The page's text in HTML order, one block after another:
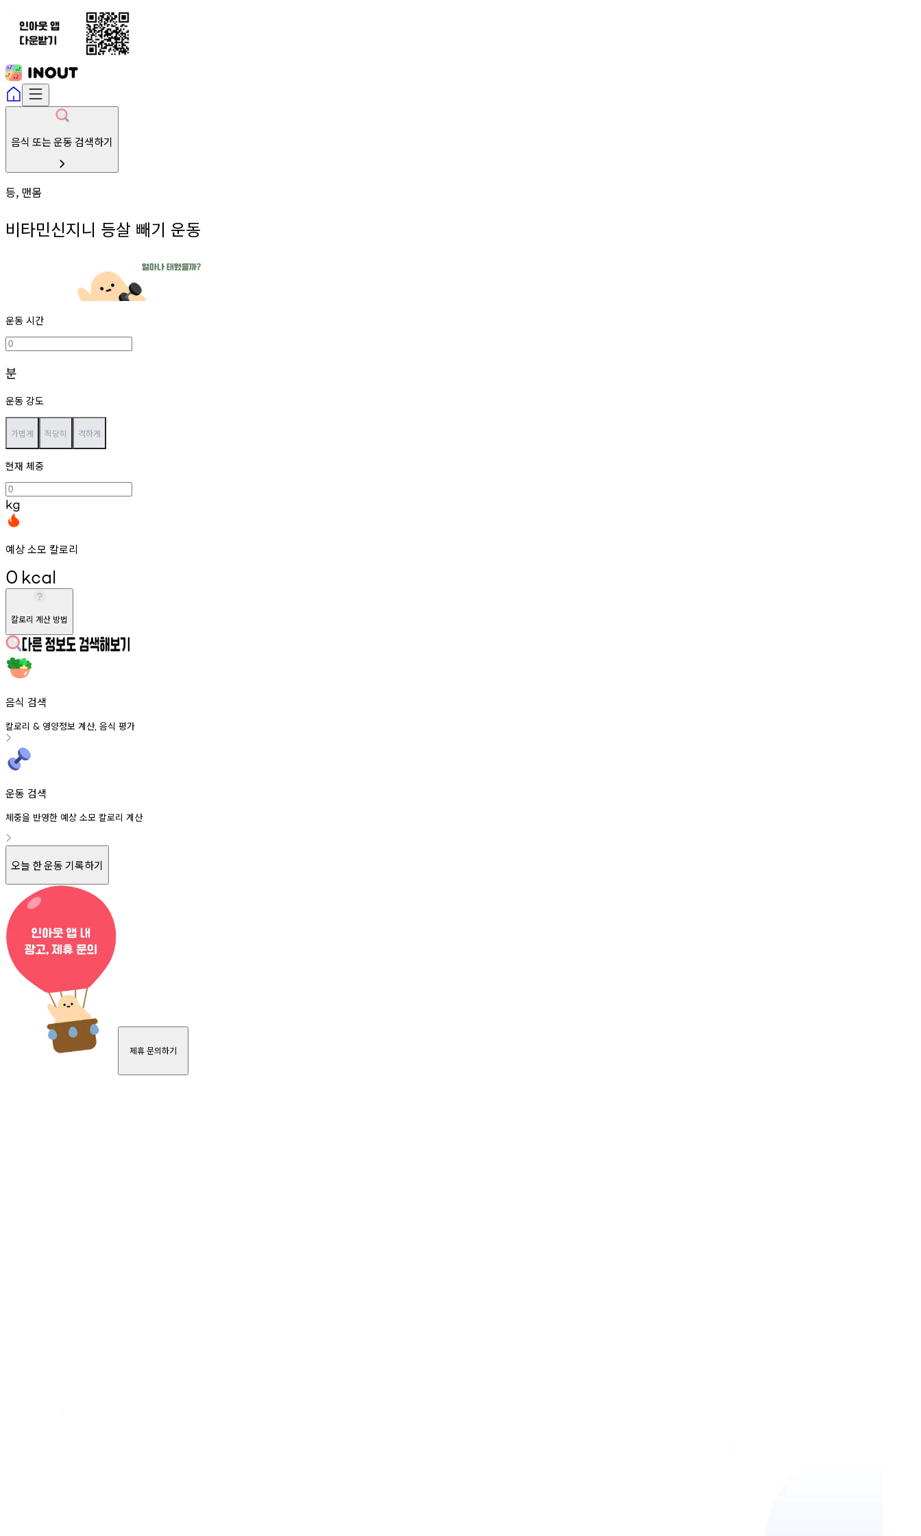
음식 또는 운동 검색하기
등, 맨몸
비타민신지니 등살 빼기 운동
운동 시간
분
운동 강도
가볍게 적당히 격하게
현재 체중
kg
예상 소모 칼로리
0 kcal
칼로리 계산 방법
음식 검색
칼로리 & 영양정보 계산, 음식 평가
운동 검색
체중을 반영한 예상 소모 칼로리 계산
오늘 한 운동 기록하기
제휴 문의하기